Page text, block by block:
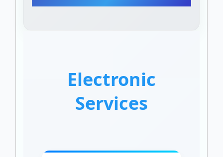
Electronic
Services